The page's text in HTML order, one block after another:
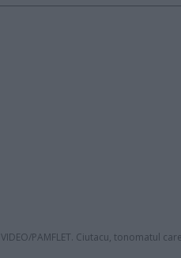
VIDEO/PAMFLET. Ciutacu, tonomatul